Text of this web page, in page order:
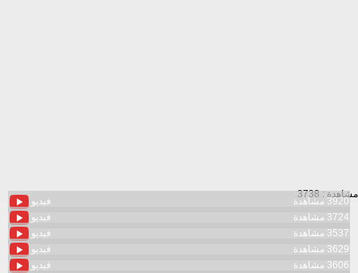
مشاهدة : 3738
فيديو
3920 مشاهدة
فيديو
3724 مشاهدة
فيديو
3537 مشاهدة
فيديو
3629 مشاهدة
فيديو
3606 مشاهدة